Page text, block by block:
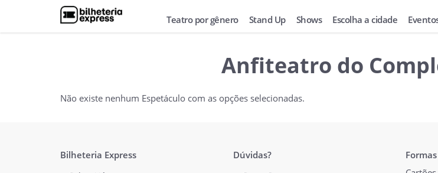
Teatro por gênero Stand Up Shows Escolha a cidade
Anfiteatro do
Não existe nenhum Espetáculo com as opções selecionadas.
Bilheteria Express Dúvidas?